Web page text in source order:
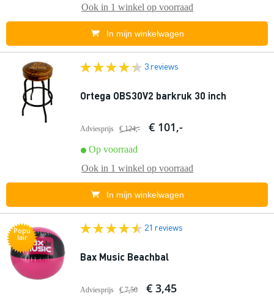
Ook in 1 winkel op voorraad
In mijn winkelwagen
3 reviews
Ortega OBS30V2 barkruk 30 inch
Adviesprijs € 124,- € 101,-
Op voorraad
Ook in 1 winkel op voorraad
In mijn winkelwagen
Popu
lair
21 reviews
Bax Music Beachbal
Adviesprijs € 7,50 € 3,45